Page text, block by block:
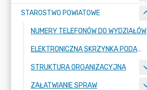
STAROSTWO POWIATOWE
NUMERY TELEFONÓW DO WYDZIAŁÓW
ELEKTRONICZNA SKRZYNKA PODAWCZA
STRUKTURA ORGANIZACYJNA
ZAŁATWIANIE SPRAW